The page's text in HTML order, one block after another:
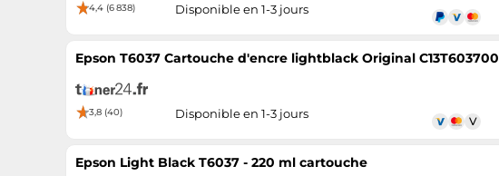
4,4 (6 838) Disponible en 1-3 jours
Epson T6037 Cartouche d'encre lightblack Original C13T603700
3,8 (40) Disponible en 1-3 jours
Epson Light Black T6037 - 220 ml cartouche